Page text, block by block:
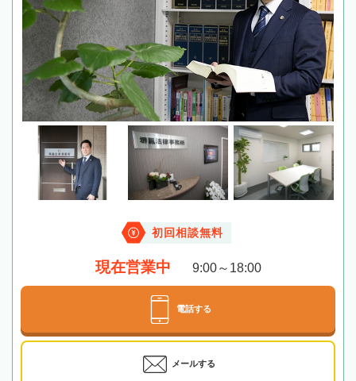
初回相談無料
現在営業中 9:00～18:00
電話する
メールする